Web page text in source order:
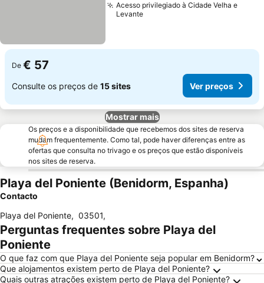
Acesso privilegiado à Cidade Velha e
Levante
De € 57
Consulte os preços de 15 sites Ver preços
Mostrar mais
Os preços e a disponibilidade que recebemos dos sites de reserva
mudam frequentemente. Como tal, pode haver diferenças entre as
ofertas que consulta no trivago e os preços que estão disponíveis
nos sites de reserva.
Playa del Poniente (Benidorm, Espanha)
Contacto
Playa del Poniente, 03501,
Perguntas frequentes sobre Playa del
Poniente
O que faz com que Playa del Poniente seja popular em Benidorm?
Que alojamentos existem perto de Playa del Poniente?
Quais outras atrações existem perto de Playa del Poniente?